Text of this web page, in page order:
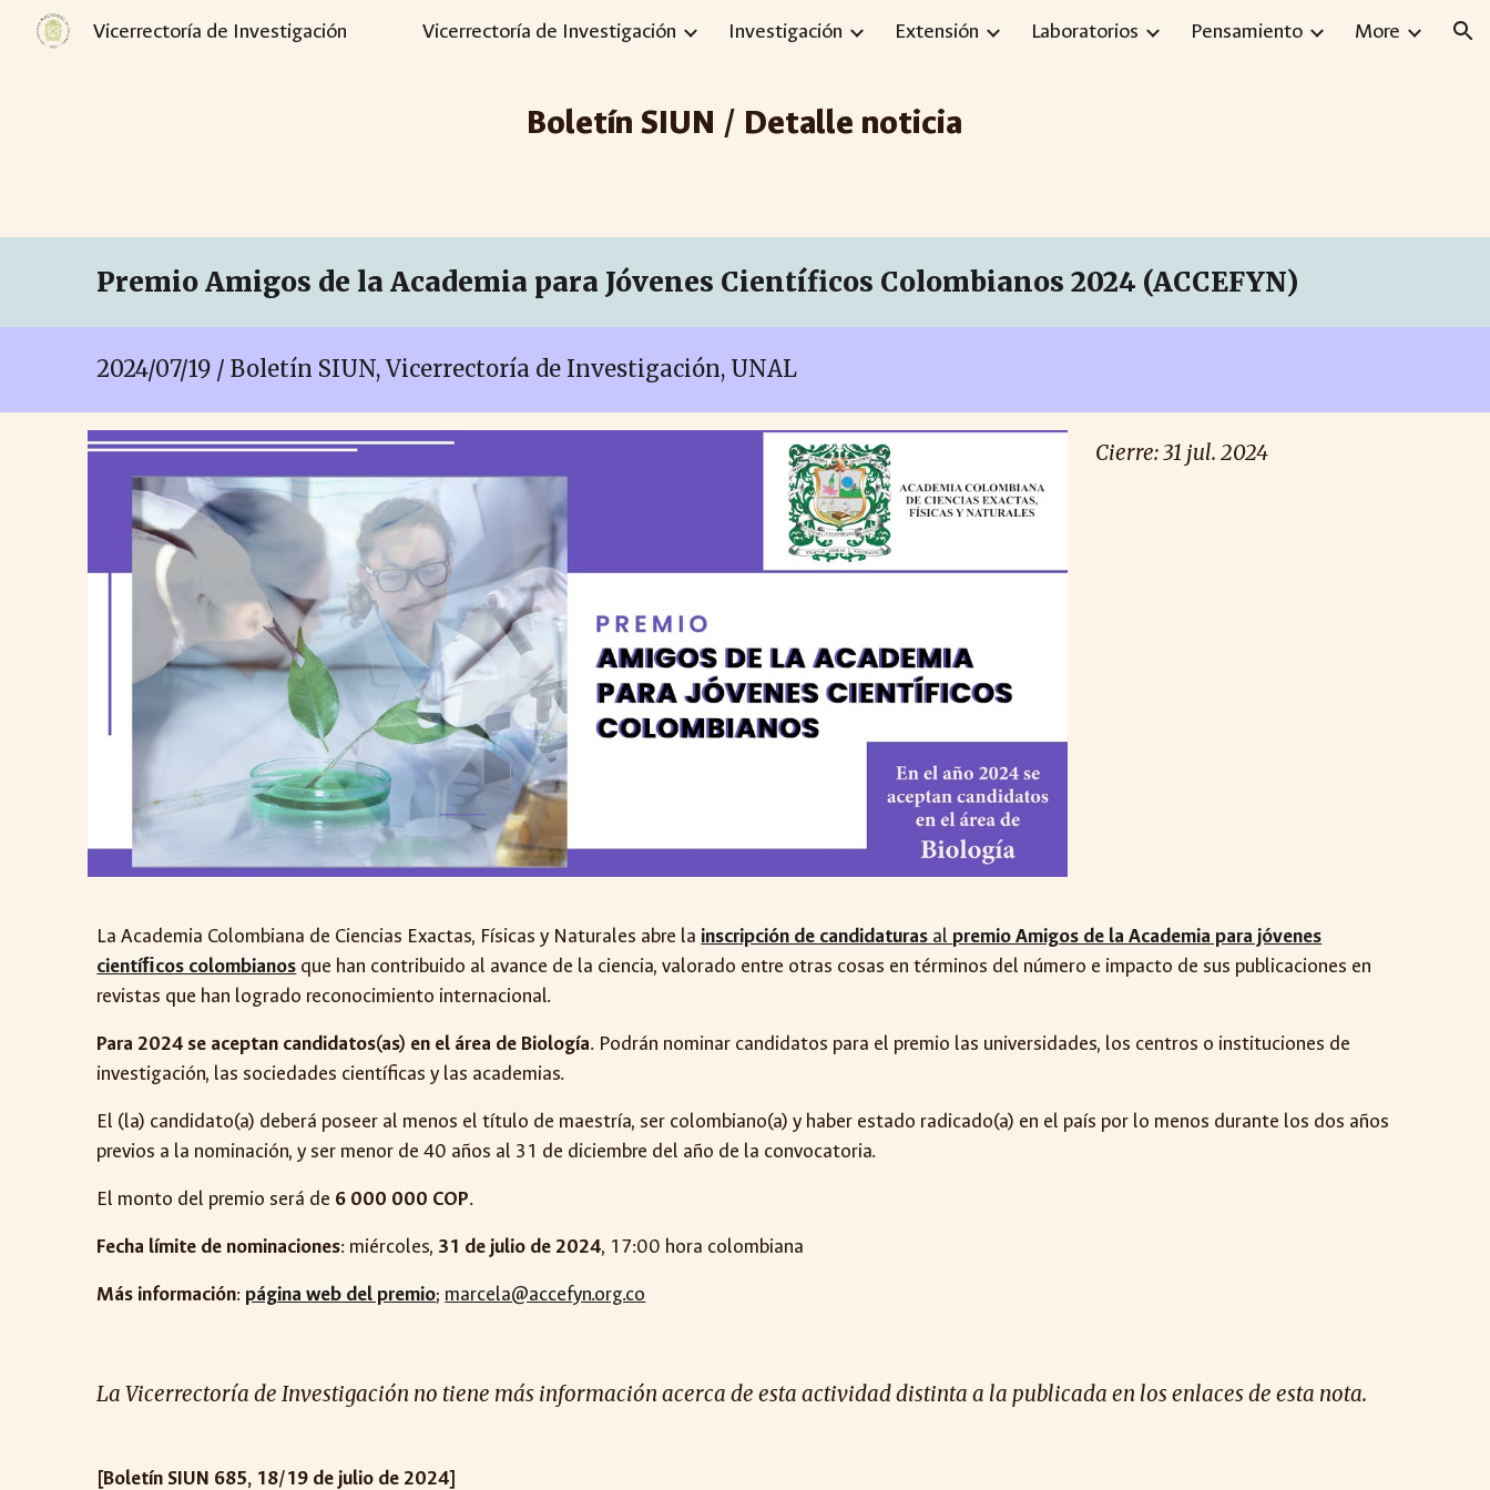
Skip to main content Skip to navigation
Vicerrectoría de Investigación Vicerrectoría de Investigación Investigación Extensión Laboratorios Pensamiento More
Boletín SIUN / Detalle noticia
Premio Amigos de la Academia para Jóvenes Científicos Colombianos 2024 (ACCEFYN)
2024/07/19 / Boletín SIUN, Vicerrectoría de Investigación, UNAL
Cierre: 31 jul. 2024
La Academia Colombiana de Ciencias Exactas, Físicas y Naturales abre lainscripción de candidaturas al premio Amigos de la Academia para jóvenes
cientíﬁcos colombianos que han contribuido al avance de la ciencia, valorado entre otras cosas en términos del número e impacto de sus publicaciones en
revistas que han logrado reconocimiento internacional.
Para 2024 se aceptan candidatos(as) en el área de Biología. Podrán nominar candidatos para el premio las universidades, los centros o instituciones de
investigación, las sociedades científicas y las academias.
El (la) candidato(a) deberá poseer al menos el título de maestría, ser colombiano(a) y haber estado radicado(a) en el país por lo menos durante los dos años
previos a la nominación, y ser menor de 40 años al 31 de diciembre del año de la convocatoria.
El monto del premio será de 6 000 000 COP.
Fecha límite de nominaciones: miércoles, 31 de julio de 2024, 17:00 hora colombiana
Más información: página web del premio; marcela@accefyn.org.co
La Vicerrectoría de Investigación no tiene más información acerca de esta actividad distinta a la publicada en los enlaces de esta nota.
[Boletín SIUN 685, 18/19 de julio de 2024]